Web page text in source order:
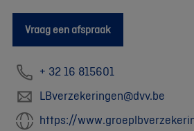
Vraag een afspraak
+ 32 16 815601
LBverzekeringen@dvv.be
https://